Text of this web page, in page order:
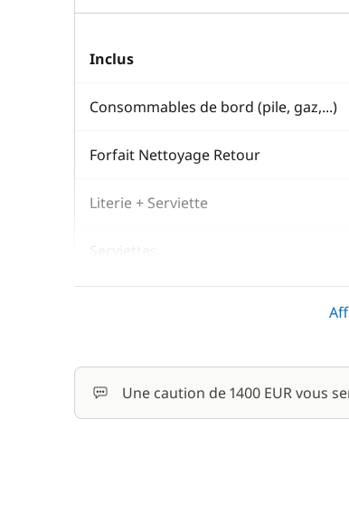
Inclus
Consommables de bord (pile, gaz,...)
Forfait Nettoyage Retour
Literie + Serviette
En option
Animaux de compagnie
Une caution de 1400 EUR vous